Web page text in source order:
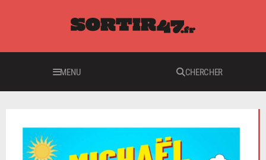
MENU CHERCHER